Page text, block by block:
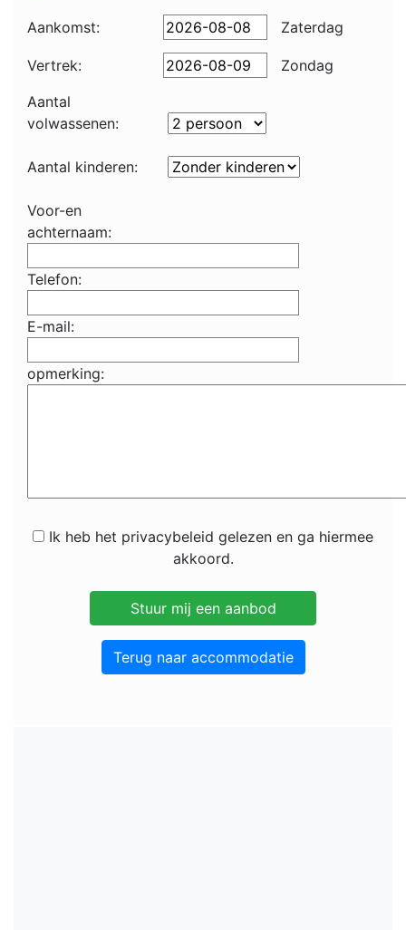
Aankomst: Zaterdag
Vertrek:
Zondag
Aantal
volwassenen:
Aantal kinderen:
Voor-en
achternaam:
Telefon:
E-mail:
opmerking:
Ik heb het privacybeleid gelezen en ga hiermee
akkoord.
Terug naar accommodatie